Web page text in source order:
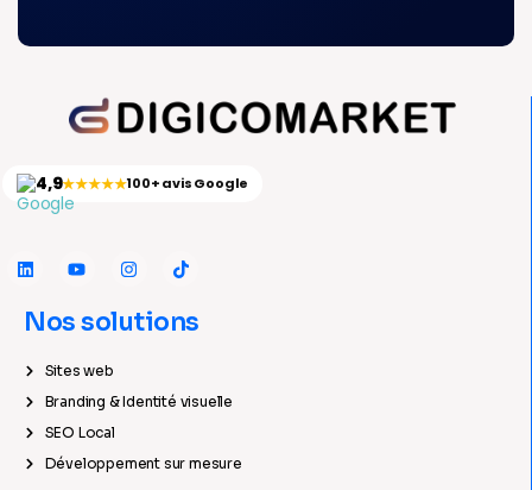
4,9★★★★★100+ avis Google
Nos solutions
Sites web
Branding & Identité visuelle
SEO Local
Développement sur mesure